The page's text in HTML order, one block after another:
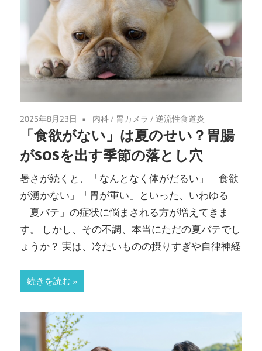
メ
ラ・
炎
症
性
腸
疾
患
｜
お
お
つ
2025年8月23日 内科/ 胃カメラ /逆流性食道炎
「食欲がない」は夏のせい？胃腸
がSOSを出す季節の落とし穴
暑さが続くと、「なんとなく体がだるい」「食欲
が湧かない」「胃が重い」といった、いわゆる
「夏バテ」の症状に悩まされる方が増えてきま
す。 しかし、その不調、本当にただの夏バテでし
ょうか？ 実は、冷たいものの摂りすぎや自律神経
続きを読む